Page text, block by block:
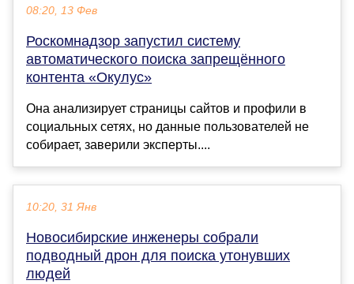
08:20, 13 Фев
Роскомнадзор запустил систему
автоматического поиска запрещённого
контента «Окулус»
Она анализирует страницы сайтов и профили в
социальных сетях, но данные пользователей не
собирает, заверили эксперты....
10:20, 31 Янв
Новосибирские инженеры собрали
подводный дрон для поиска утонувших
людей